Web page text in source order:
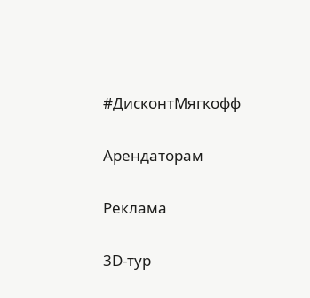
#ДисконтМягкофф
Арендаторам
Реклама
3D-тур